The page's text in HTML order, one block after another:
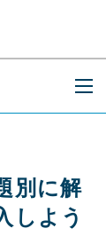
別に解
しよう